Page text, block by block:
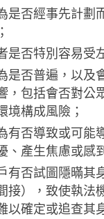
是否經事先計劃
是否特別容易受
是否普遍，以及
，包括會否對公
境構成風險；
有否導致或可能
、產生焦慮或感
有否試圖隱暪其
接），致使執法
以確定或追查其